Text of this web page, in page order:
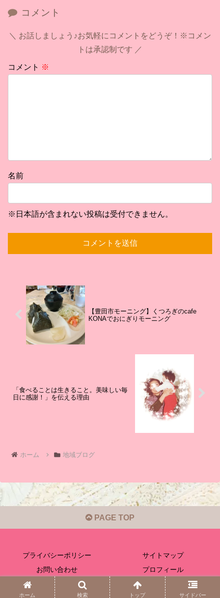
コメント
お話しましょう♪お気軽にコメントをどうぞ！※コメン
トは承認制です
コメント ※
名前
※日本語が含まれない投稿は受付できません。
【豊田市モーニング】くつろぎのcafe
KONAでおにぎりモーニング
「食べることは生きること。美味しい毎
日に感謝！」を伝える理由
ホーム 地域ブログ
PAGE TOP
プライバシーポリシー
サイトマップ
お問い合わせ
プロフィール
© 2020-2026 ほっと日常グルメ.
ホーム 検索 トップ サイドバー